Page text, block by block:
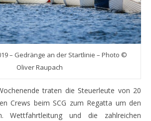
– Gedränge an der Startlinie – Photo ©
Oliver Raupach
Crews beim SCG zum Regatta um den
Wettfahrtleitung und die zahlreichen